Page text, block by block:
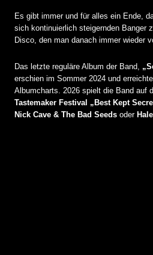
Es gibt immer und für alles ein Ende,
sich kontinuierlich steigernden Banger
Disco, den man danach immer wieder
Das letzte reguläre Album der Band,
erschien im Sommer 2024 und
Albumcharts. 2026 spielt die Band auf
Tastemaker Festival „Best Kept
Nick Cave & The Bad Seeds oder